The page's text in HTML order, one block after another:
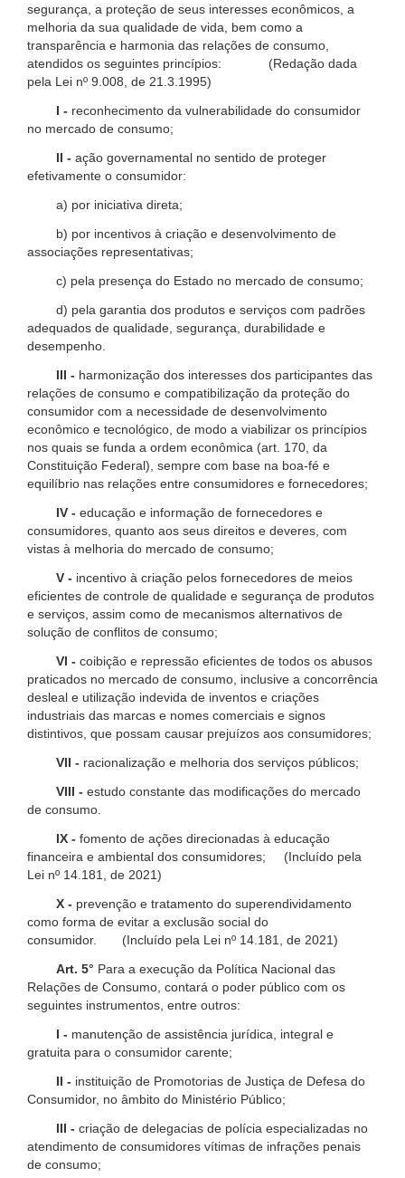
segurança, a proteção de seus interesses econômicos, a
melhoria da sua qualidade de vida, bem como a
transparência e harmonia das relações de consumo,
atendidos os seguintes princípios: (Redação dada
pela Lei nº 9.008, de 21.3.1995)
I - reconhecimento da vulnerabilidade do consumidor
no mercado de consumo;
II - ação governamental no sentido de proteger
efetivamente o consumidor:
a) por iniciativa direta;
b) por incentivos à criação e desenvolvimento de
associações representativas;
c) pela presença do Estado no mercado de consumo;
d) pela garantia dos produtos e serviços com padrões
adequados de qualidade, segurança, durabilidade e
desempenho.
III - harmonização dos interesses dos participantes das
relações de consumo e compatibilização da proteção do
consumidor com a necessidade de desenvolvimento
econômico e tecnológico, de modo a viabilizar os princípios
nos quais se funda a ordem econômica (art. 170, da
Constituição Federal), sempre com base na boa-fé e
equilíbrio nas relações entre consumidores e fornecedores;
IV - educação e informação de fornecedores e
consumidores, quanto aos seus direitos e deveres, com
vistas à melhoria do mercado de consumo;
V - incentivo à criação pelos fornecedores de meios
eficientes de controle de qualidade e segurança de produtos
e serviços, assim como de mecanismos alternativos de
solução de conflitos de consumo;
VI - coibição e repressão eficientes de todos os abusos
praticados no mercado de consumo, inclusive a concorrência
desleal e utilização indevida de inventos e criações
industriais das marcas e nomes comerciais e signos
distintivos, que possam causar prejuízos aos consumidores;
VII - racionalização e melhoria dos serviços públicos;
VIII - estudo constante das modificações do mercado
de consumo.
IX - fomento de ações direcionadas à educação
financeira e ambiental dos consumidores; (Incluído pela
Lei nº 14.181, de 2021)
X - prevenção e tratamento do superendividamento
como forma de evitar a exclusão social do
consumidor. (Incluído pela Lei nº 14.181, de 2021)
Art. 5° Para a execução da Política Nacional das
Relações de Consumo, contará o poder público com os
seguintes instrumentos, entre outros:
I - manutenção de assistência jurídica, integral e
gratuita para o consumidor carente;
II - instituição de Promotorias de Justiça de Defesa do
Consumidor, no âmbito do Ministério Público;
III - criação de delegacias de polícia especializadas no
atendimento de consumidores vítimas de infrações penais
de consumo;